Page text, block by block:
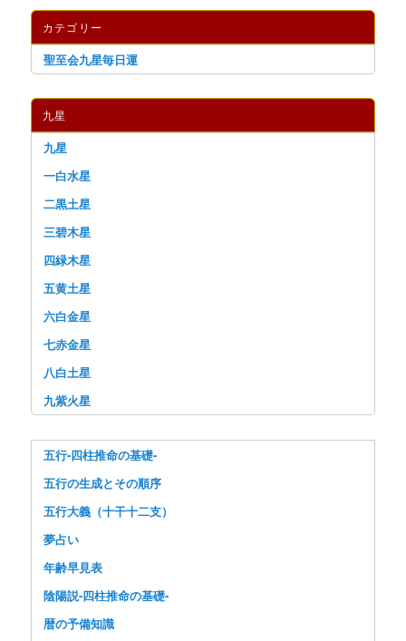
カテゴリー
聖至会九星毎日運
九星
九星
一白水星
二黒土星
三碧木星
四緑木星
五黄土星
六白金星
七赤金星
八白土星
九紫火星
五行-四柱推命の基礎-
五行の生成とその順序
五行大義（十干十二支）
夢占い
年齢早見表
陰陽説-四柱推命の基礎-
暦の予備知識